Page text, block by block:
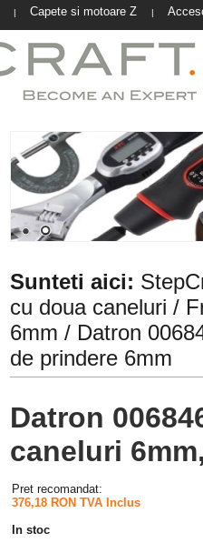
| Capete si motoare Z |
Sunteti aici:
cu doua caneluri /
6mm / Datron
de prindere 6mm
Datron
caneluri
Pret recomandat:
376,18 RON TVA Inclus
In stoc